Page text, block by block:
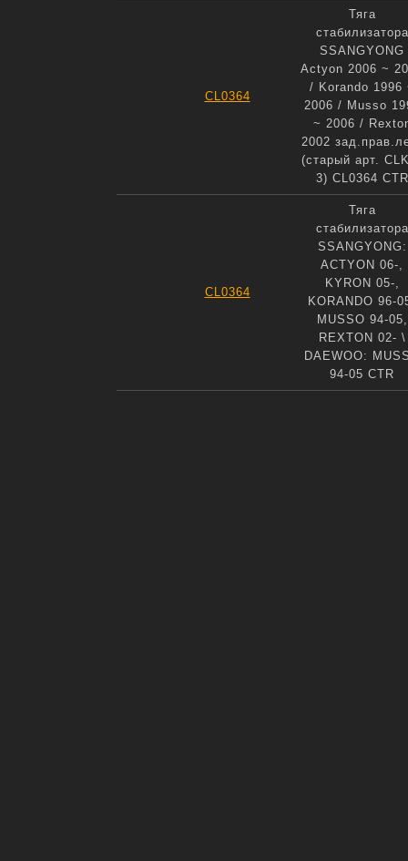
CL0364
Тяга
стабилизатора
SSANGYONG
Actyon 2006 ~
/ Korando 1996
2006 / Musso
~ 2006 /
2002
(старый арт.
3) CL0364 CTR
CL0364
Тяга
стабилизатора
SSANGYONG:
ACTYON 06-,
KYRON 05-,
KORANDO 96-
MUSSO 94-05,
REXTON 02- \
DAEWOO:
94-05 CTR